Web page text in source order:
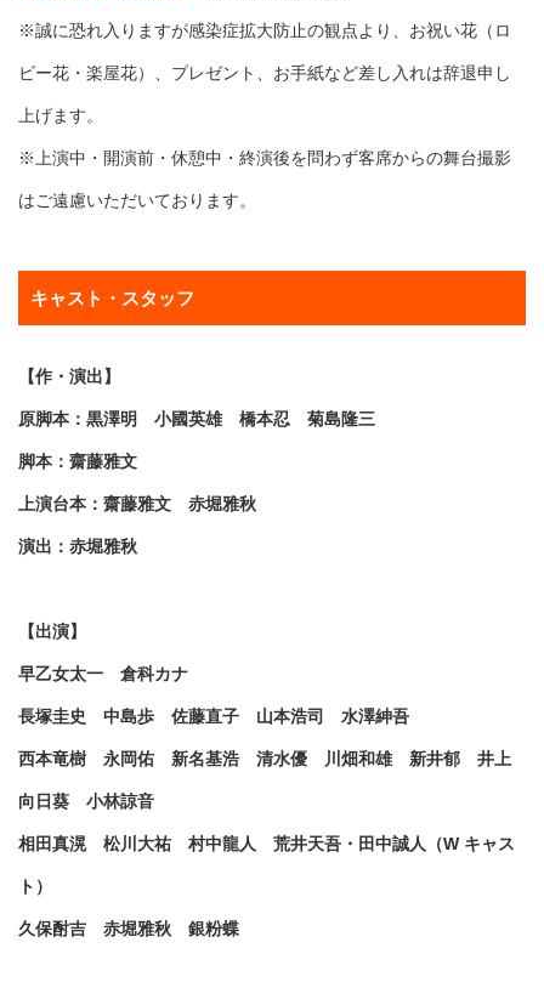
※誠に恐れ入りますが感染症拡大防止の観点より、お祝い花（ロ
ビー花・楽屋花）、プレゼント、お手紙など差し入れは辞退申し
上げます。
※上演中・開演前・休憩中・終演後を問わず客席からの舞台撮影
はご遠慮いただいております。
キャスト・スタッフ
【作・演出】
原脚本：黒澤明 小國英雄 橋本忍 菊島隆三
脚本：齋藤雅文
上演台本：齋藤雅文 赤堀雅秋
演出：赤堀雅秋
【出演】
早乙女太一 倉科カナ
長塚圭史 中島歩 佐藤直子 山本浩司 水澤紳吾
西本竜樹 永岡佑 新名基浩 清水優 川畑和雄 新井郁 井上
向日葵 小林諒音
相田真滉 松川大祐 村中龍人 荒井天吾・田中誠人（W キャス
ト）
久保酎吉 赤堀雅秋 銀粉蝶